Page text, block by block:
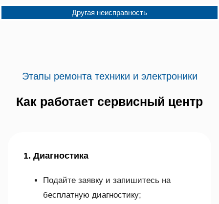
Другая неисправность
Этапы ремонта техники и электроники
Как работает сервисный центр
1. Диагностика
Подайте заявку и запишитесь на
бесплатную диагностику;